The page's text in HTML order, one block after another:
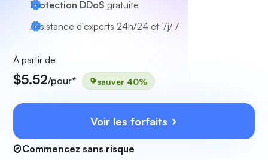
Protection DDoS gratuite
Assistance d'experts 24h/24 et 7j/7
À partir de
$5.52/pour* sauver 40%
Voir les forfaits
Commencez sans risque